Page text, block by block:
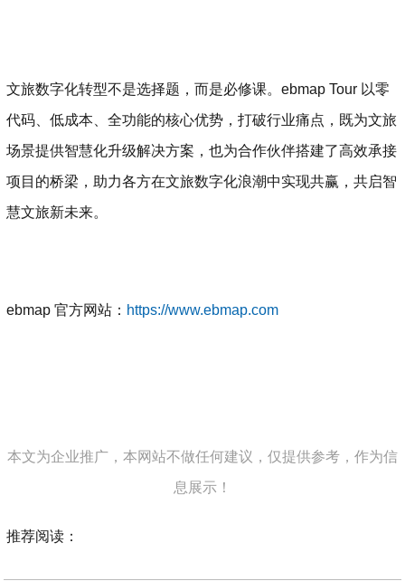
文旅数字化转型不是选择题，而是必修课。ebmap Tour 以零
代码、低成本、全功能的核心优势，打破行业痛点，既为文旅
场景提供智慧化升级解决方案，也为合作伙伴搭建了高效承接
项目的桥梁，助力各方在文旅数字化浪潮中实现共赢，共启智
慧文旅新未来。
ebmap 官方网站： https://www.ebmap.com
本文为企业推广，本网站不做任何建议，仅提供参考，作为信
息展示！
推荐阅读：